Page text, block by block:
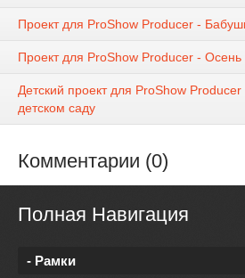
Проект для ProShow Producer -
Проект для ProShow Producer - Осень
Детский проект для ProShow
детском саду
Комментарии (0)
Полная Навигация
- Рамки